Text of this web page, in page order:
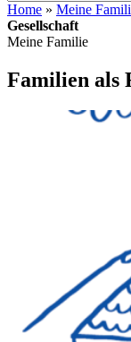
Home » Meine
Gesellschaft
Meine Familie
Familien als